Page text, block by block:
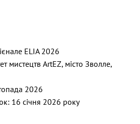
ELIA 2026
мистецтв ArtEZ, місто Зволле,
2026
16 січня 2026 року